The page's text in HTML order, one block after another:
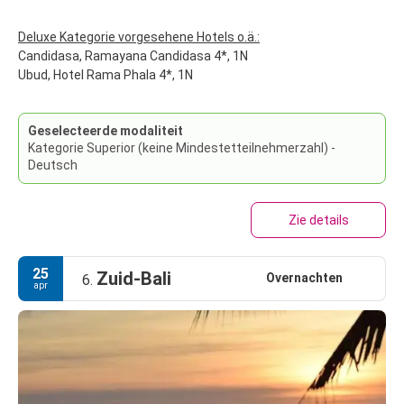
Deluxe Kategorie vorgesehene Hotels o.ä.:
Candidasa, Ramayana Candidasa 4*, 1N
Ubud, Hotel Rama Phala 4*, 1N
Geselecteerde modaliteit
Kategorie Superior (keine Mindestetteilnehmerzahl) -
Deutsch
Zie details
25
apr 6. Zuid-Bali Overnachten